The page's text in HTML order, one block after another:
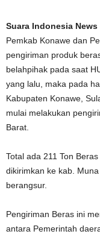
Suara Indonesia News
Pemkab Konawe dan
pengiriman produk
belahpihak pada saat
yang lalu, maka pada
Kabupaten Konawe,
mulai melakukan
Barat.
Total ada 211 Ton
dikirimkan ke kab.
berangsur.
Pengiriman Beras ini
antara Pemerintah